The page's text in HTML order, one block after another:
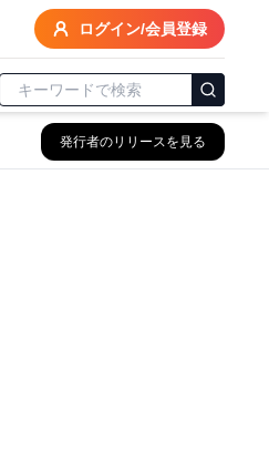
ログイン/会員登録
発行者のリリースを見る